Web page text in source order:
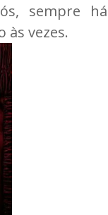
sempre há
vezes.